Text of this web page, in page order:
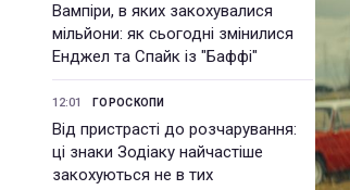
Вампіри, в яких закохувалися
мільйони: як сьогодні змінилися
Енджел та Спайк із "Баффі"
12:01 ГОРОСКОПИ
Від пристрасті до розчарування:
ці знаки Зодіаку найчастіше
закохуються не в тих